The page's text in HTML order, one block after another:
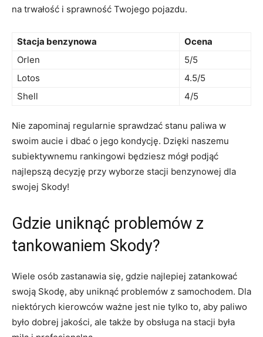
na trwałość i sprawność Twojego pojazdu.
Stacja benzynowa
Ocena
Orlen
5/5
Lotos
4.5/5
Shell
4/5
Nie zapominaj regularnie sprawdzać stanu paliwa w
swoim aucie i dbać o jego kondycję. Dzięki naszemu
subiektywnemu rankingowi będziesz mógł podjąć
najlepszą decyzję przy wyborze stacji benzynowej dla
swojej Skody!
Gdzie uniknąć problemów z
tankowaniem Skody?
Wiele osób zastanawia się, gdzie najlepiej zatankować
swoją Skodę, aby uniknąć problemów z samochodem. Dla
niektórych kierowców ważne jest nie tylko to, aby paliwo
było dobrej jakości, ale także by obsługa na stacji była